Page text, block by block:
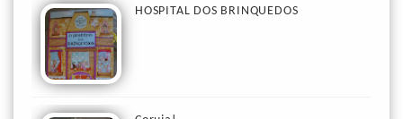
HOSPITAL DOS BRINQUEDOS